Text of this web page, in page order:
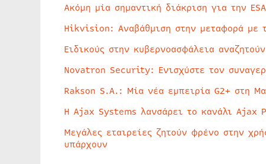
Ακόμη μία σημαντική διάκριση για την
Hikvision: Αναβάθμιση στην μεταφορά
Ειδικούς στην κυβερνοασφάλεια
Novatron Security: Ενισχύστε τον
Rakson S.A.: Μία νέα εμπειρία G2+ στη
Η Ajax Systems λανσάρει το κανάλι Ajax
Μεγάλες εταιρείες ζητούν φρένο στην
υπάρχουν